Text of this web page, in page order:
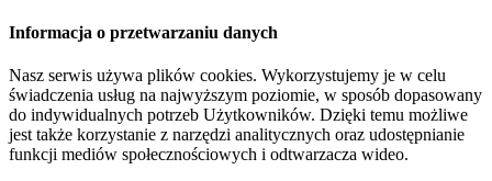
Informacja o przetwarzaniu danych
Nasz serwis używa plików cookies. Wykorzystujemy je w celu
świadczenia usług na najwyższym poziomie, w sposób dopasowany
do indywidualnych potrzeb Użytkowników. Dzięki temu możliwe
jest także korzystanie z narzędzi analitycznych oraz udostępnianie
funkcji mediów społecznościowych i odtwarzacza wideo.